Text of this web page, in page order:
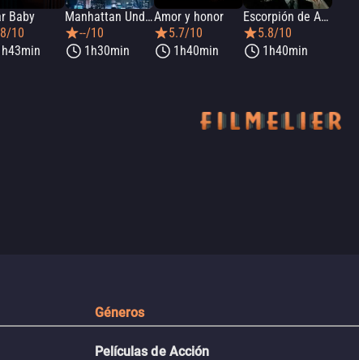
Baby
10
Manhattan Undying
--/10
1h30min
Amor y honor
5.7/10
1h40min
Escorpión de Amor
5.8/10
1h40min
Géneros
Películas de Acción